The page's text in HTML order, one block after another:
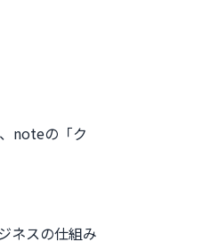
noteの「ク
ネスの仕組み